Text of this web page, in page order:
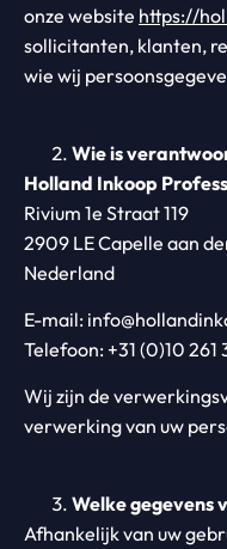
onze website https://
sollicitanten, klanten,
wie wij
Wie is
Holland Inkoop
Rivium 1e Straat 119
2909 LE Capelle aan
Nederland
E-mail:
Telefoon: +31 (0)10 261
Wij zijn de
verwerking van uw
Welke gegevens
Afhankelijk van uw